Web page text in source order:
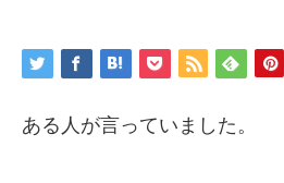
ある人が言っていました。